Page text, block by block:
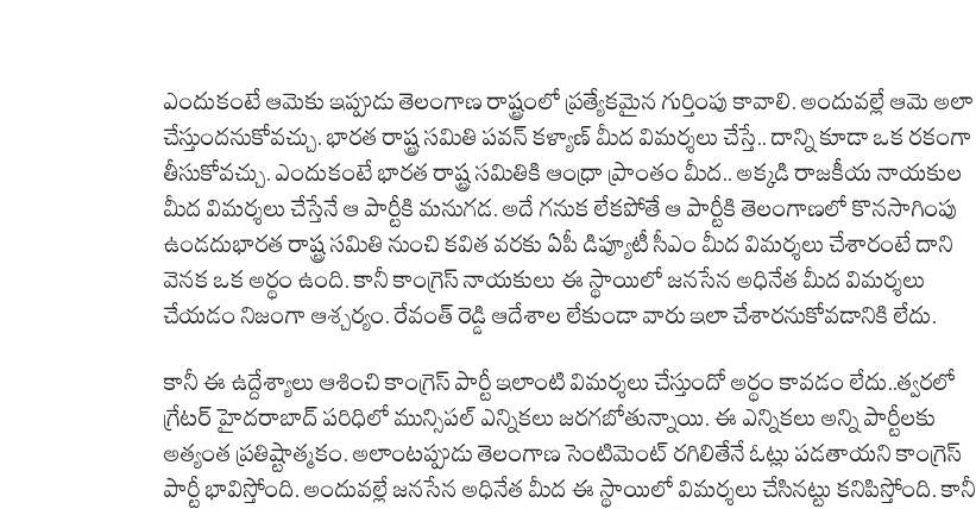
ఎందుకంటే ఆమెకు ఇప్పుడు తెలంగాణ రాష్ట్రంలో ప్రత్యేకమైన గుర్తింపు కావాలి. అందువల్లే ఆమె అలా
చేస్తుందనుకోవచ్చు. భారత రాష్ట్ర సమితి పవన్ కళ్యాణ్ మీద విమర్శలు చేస్తే.. దాన్ని కూడా ఒక రకంగా
తీసుకోవచ్చు. ఎందుకంటే భారత రాష్ట్ర సమితికి ఆంధ్రా ప్రాంతం మీద.. అక్కడి రాజకీయ నాయకుల
మీద విమర్శలు చేస్తేనే ఆ పార్టీకి మనుగడ. అదే గనుక లేకపోతే ఆ పార్టీకి తెలంగాణలో కొనసాగింపు
ఉండదుభారత రాష్ట్ర సమితి నుంచి కవిత వరకు ఏపీ డిప్యూటీ సీఎం మీద విమర్శలు చేశారంటే దాని
వెనక ఒక అర్థం ఉంది. కానీ కాంగ్రెస్ నాయకులు ఈ స్థాయిలో జనసేన అధినేత మీద విమర్శలు
చేయడం నిజంగా ఆశ్చర్యం. రేవంత్ రెడ్డి ఆదేశాల లేకుండా వారు ఇలా చేశారనుకోవడానికి లేదు.
కానీ ఈ ఉద్దేశ్యాలు ఆశించి కాంగ్రెస్ పార్టీ ఇలాంటి విమర్శలు చేస్తుందో అర్థం కావడం లేదు..త్వరలో
గ్రేటర్ హైదరాబాద్ పరిధిలో మున్సిపల్ ఎన్నికలు జరగబోతున్నాయి. ఈ ఎన్నికలు అన్ని పార్టీలకు
అత్యంత ప్రతిష్టాత్మకం. అలాంటప్పుడు తెలంగాణ సెంటిమెంట్ రగిలితేనే ఓట్లు పడతాయని కాంగ్రెస్
పార్టీ భావిస్తోంది. అందువల్లే జనసేన అధినేత మీద ఈ స్థాయిలో విమర్శలు చేసినట్టు కనిపిస్తోంది. కానీ